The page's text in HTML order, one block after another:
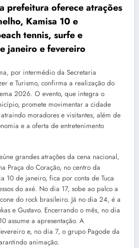
prefeitura oferece atrações
Kamisa 10 e
tennis, surfe e
janeiro e fevereiro
por intermédio da Secretaria
e Turismo, confirma a realização do
2026. O evento, que integra o
promete movimentar a cidade
moradores e visitantes, além de
e a oferta de entretenimento
grandes atrações da cena nacional,
Praça do Coração, no centro da
10 de janeiro, fica por conta de Tuca
do axé. No dia 17, sobe ao palco a
do rock brasileiro. Já no dia 24, é a
e Gustavo. Encerrando o mês, no dia
assume a apresentação. A
e, no dia 7, o grupo Pagode da
animação.